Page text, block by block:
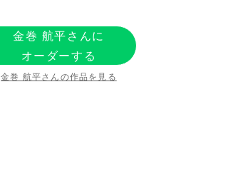
金巻 航平さんに
オーダーする
金巻 航平さんの作品を見る